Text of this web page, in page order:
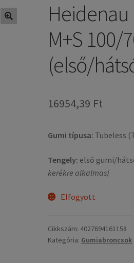
Heidenau
M+S 100/
(első/
16954,39 Ft
Gumi típusa: Tubeless
Tengely: első gumi/
kerékre alkalmas)
Elfogyott
Cikkszám: 4027694161158
Kategória: Gumiabroncsok